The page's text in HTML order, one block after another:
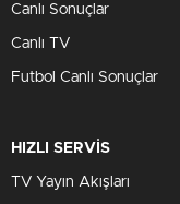
Canlı Sonuçlar
Canlı TV
Futbol Canlı Sonuçlar
HIZLI SERVİS
TV Yayın Akışları